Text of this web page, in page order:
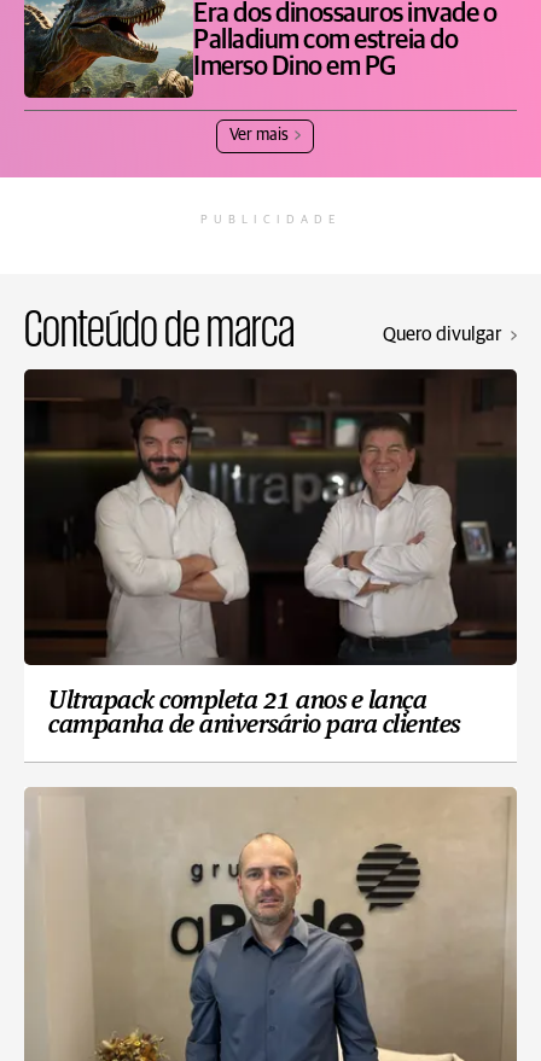
Era dos dinossauros invade o
Palladium com estreia do
Imerso Dino em PG
Ver mais
PUBLICIDADE
Conteúdo de marca Quero divulgar
Ultrapack completa 21 anos e lança
campanha de aniversário para clientes